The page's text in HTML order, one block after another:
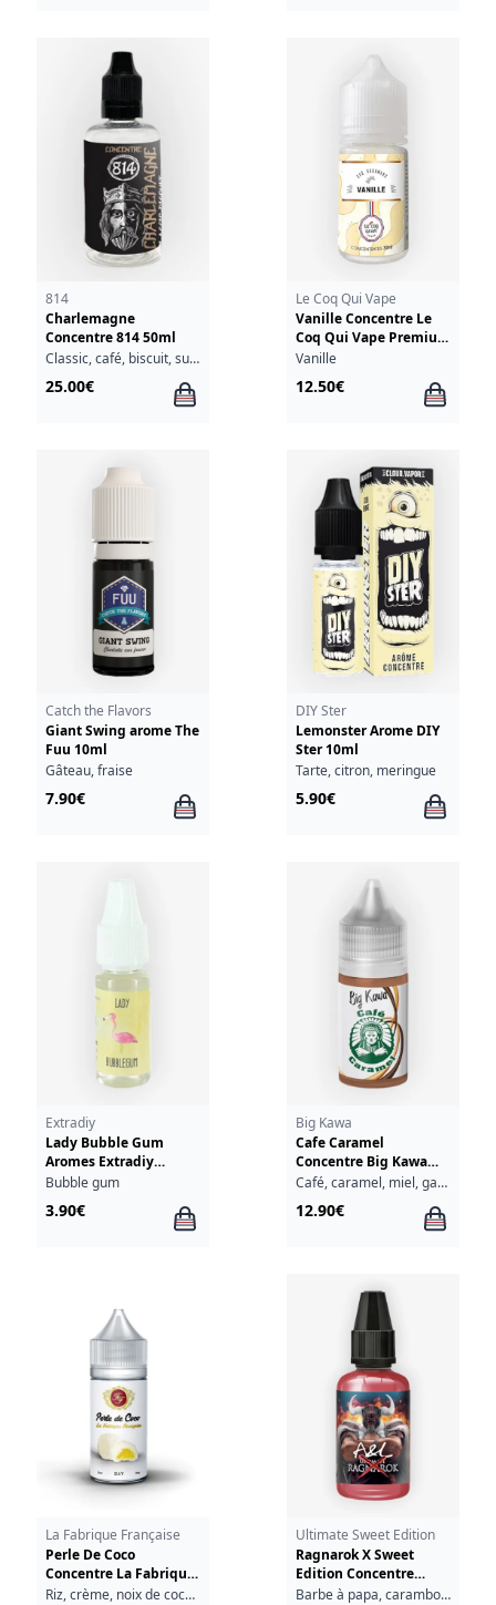
814
Charlemagne
Concentre 814 50ml
Classic, café, biscuit, sucre roux
25.00€
Le Coq Qui Vape
Vanille Concentre Le
Coq Qui Vape Premium
30ml
Vanille
12.50€
Catch the Flavors
Giant Swing arome The
Fuu 10ml
Gâteau, fraise
7.90€
DIY Ster
Lemonster Arome DIY
Ster 10ml
Tarte, citron, meringue
5.90€
Extradiy
Lady Bubble Gum
Aromes Extradiy
Extrapure 10ml
Bubble gum
3.90€
Big Kawa
Cafe Caramel
Concentre Big Kawa
O'Jlab 30ml
Café, caramel, miel, gaufrette
12.90€
La Fabrique Française
Perle De Coco
Concentre La Fabrique
Francaise 30ml
Riz, crème, noix de coco, sucre glace
Ultimate Sweet Edition
Ragnarok X Sweet
Edition Concentre
Ultimate A&L 30ml
Barbe à papa, carambole, fruits rouges